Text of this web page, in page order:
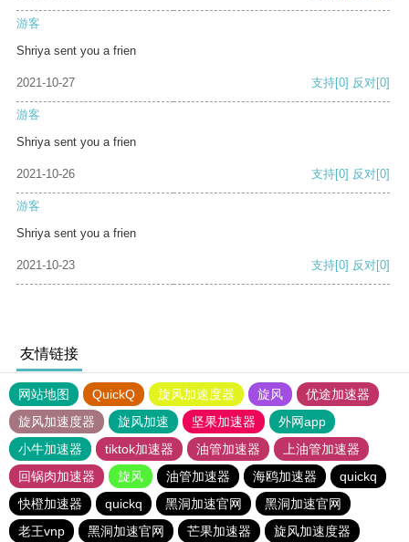
游客
Shriya sent you a frien
2021-10-27 支持[0] 反对[0]
游客
Shriya sent you a frien
2021-10-26 支持[0] 反对[0]
游客
Shriya sent you a frien
2021-10-23 支持[0] 反对[0]
友情链接
网站地图 QuickQ 旋风加速度器 旋风
优途加速器
旋风加速度器
旋风加速 坚果加速器
外网app
小牛加速器
tiktok加速器 油管加速器
上油管加速器
回锅肉加速器
旋风 油管加速器 海鸥加速器
quickq
快橙加速器
quickq 黑洞加速官网
黑洞加速官网
老王vnp
黑洞加速官网 芒果加速器 旋风加速度器